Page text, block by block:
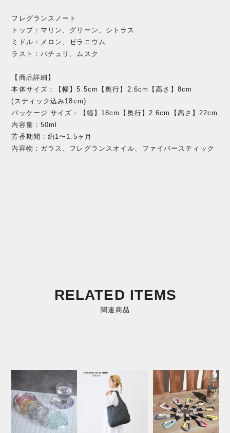
フレグランスノート
トップ：マリン、グリーン、シトラス
ミドル：メロン、ゼラニウム
ラスト：パチュリ、ムスク
【商品詳細】
本体サイズ：【幅】5.5cm【奥行】2.6cm【高さ】8cm
(スティック込み18cm)
パッケージ サイズ：【幅】18cm【奥行】2.6cm【高さ】22cm
内容量：50ml
芳香期間：約1〜1.5ヶ月
内容物：ガラス、フレグランスオイル、ファイバースティック
RELATED ITEMS
関連商品